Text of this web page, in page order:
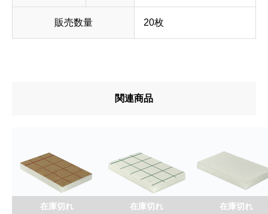
販売数量 20枚
関連商品
在庫切れ 在庫切れ 在庫切れ